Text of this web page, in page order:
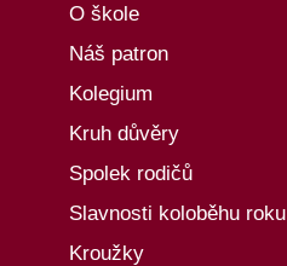
O škole
Náš patron
Kolegium
Kruh důvěry
Spolek rodičů
Slavnosti koloběhu roku
Kroužky